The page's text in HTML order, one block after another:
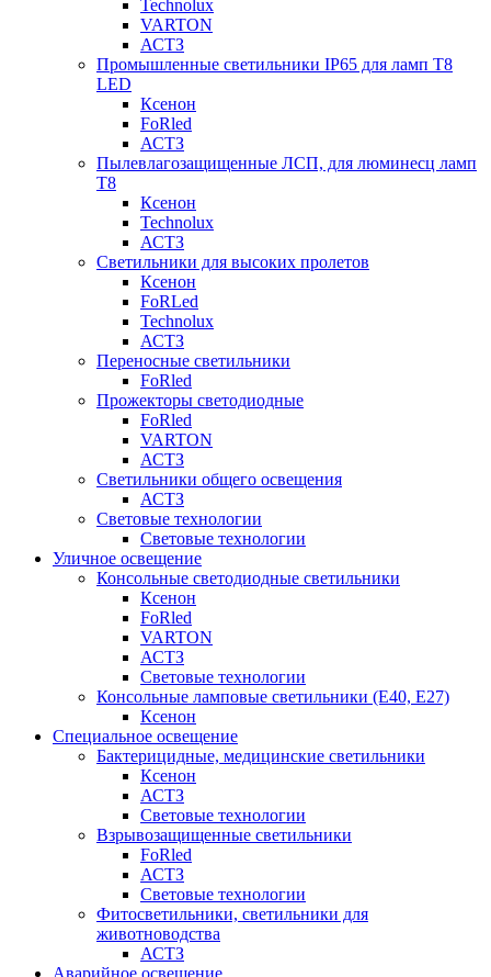
Technolux
VARTON
АСТЗ
Промышленные светильники IP65 для ламп Т8
LED
Ксенон
FoRled
АСТЗ
Пылевлагозащищенные ЛСП, для люминесц ламп
Т8
Ксенон
Technolux
АСТЗ
Светильники для высоких пролетов
Ксенон
FoRLed
Technolux
АСТЗ
Переносные светильники
FoRled
Прожекторы светодиодные
FoRled
VARTON
АСТЗ
Светильники общего освещения
АСТЗ
Световые технологии
Световые технологии
Уличное освещение
Консольные светодиодные светильники
Ксенон
FoRled
VARTON
АСТЗ
Световые технологии
Консольные ламповые светильники (Е40, Е27)
Ксенон
Специальное освещение
Бактерицидные, медицинские светильники
Ксенон
АСТЗ
Световые технологии
Взрывозащищенные светильники
FoRled
АСТЗ
Световые технологии
Фитосветильники, светильники для
животноводства
АСТЗ
Аварийное освещение